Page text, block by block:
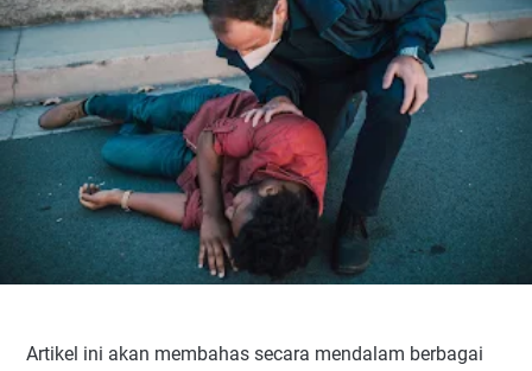
Artikel ini akan membahas secara mendalam berbagai